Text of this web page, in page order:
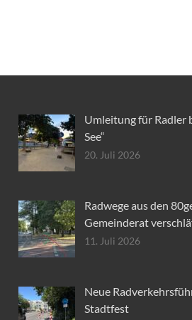
Umleitung für Radler
See“
20. Juli 2026
Radwege aus den
Gemeinderat
11. Juli 2026
Neue
Stadtfest